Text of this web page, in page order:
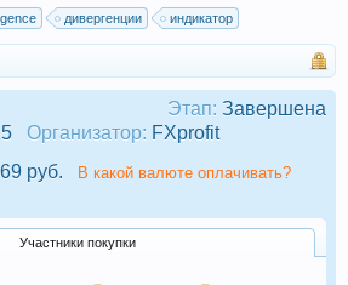
дивергенции индикатор
Этап: Завершена
Организатор: FXprofit
руб.
В какой валюте оплачивать?
Участники покупки